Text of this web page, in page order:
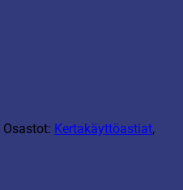
Osastot: Kertakäyttöastiat,